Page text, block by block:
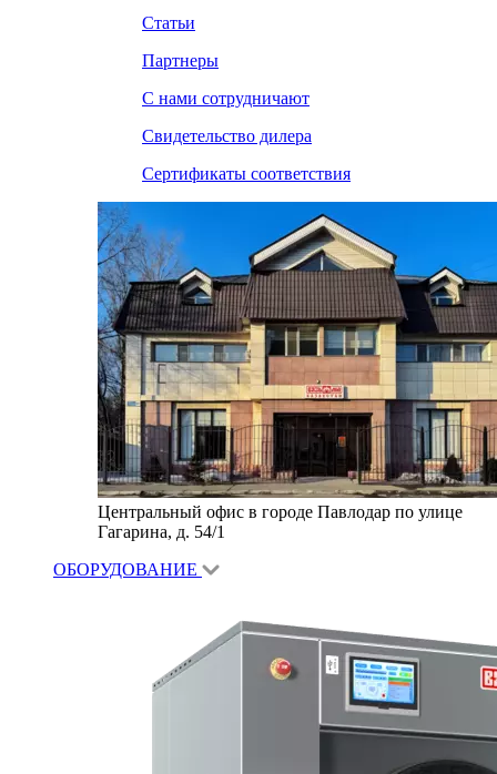
Статьи
Партнеры
С нами сотрудничают
Свидетельство дилера
Сертификаты соответствия
Центральный офис в городе Павлодар по улице
Гагарина, д. 54/1
ОБОРУДОВАНИЕ